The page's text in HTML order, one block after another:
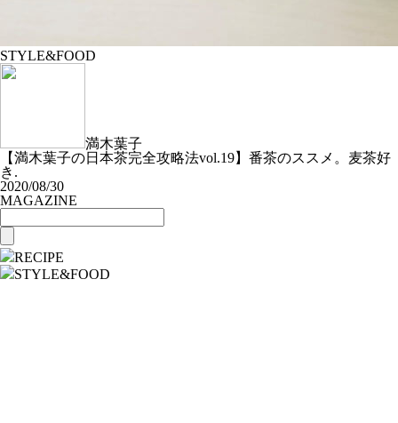
STYLE&FOOD
満木葉子
【満木葉子の日本茶完全攻略法vol.19】番茶のススメ。麦茶好
き.
2020/08/30
MAGAZINE
RECIPE
STYLE&FOOD